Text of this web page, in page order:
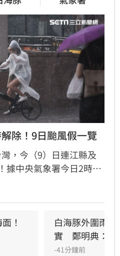
除！9日颱風假一覽
，今（9）日連江縣及
據中央氣象署今日2時觀
北東北東方3060公里之
海面及臺灣東北部海面構
有稍減弱且暴風圈有縮
前解除海上颱風警報。
！
白海豚外圍雨
實　鄭明典：別
-41分鐘前